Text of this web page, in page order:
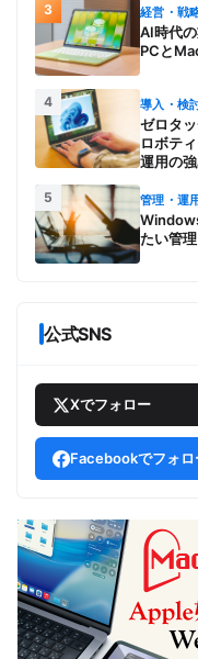
3 経営・戦
AI時代
PCと
4 導入・検
ゼロタ
ロボテ
運用の
5 管理・運用
たい管
公式SNS
Xでフォロー
Facebookでフォロ